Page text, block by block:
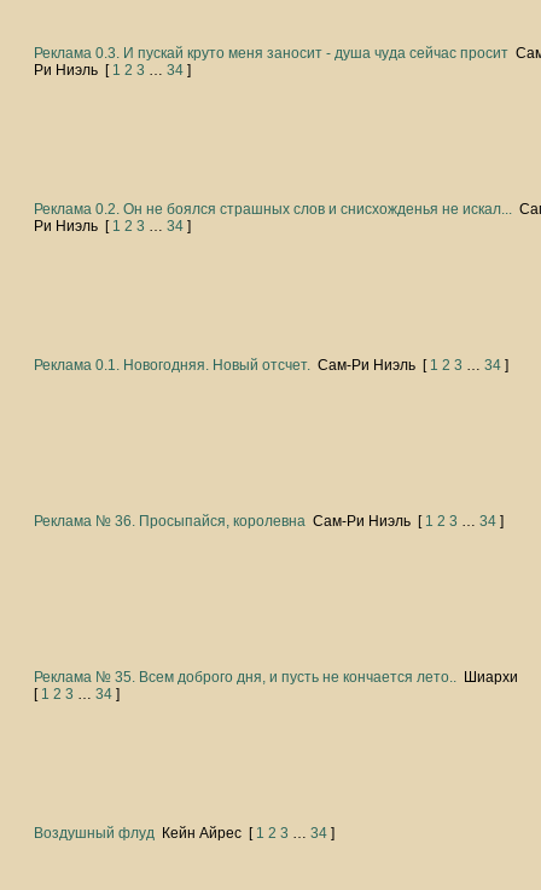
Реклама 0.3. И пускай круто меня заносит - душа чуда сейчас просит
Ри Ниэль [ 1 2 3 … 34 ]
Реклама 0.2. Он не боялся страшных слов и снисхожденья не искал...
Ри Ниэль [ 1 2 3 … 34 ]
Реклама 0.1. Новогодняя. Новый отсчет. Сам-Ри Ниэль [ 1 2 3 … 34 ]
Реклама № 36. Просыпайся, королевна Сам-Ри Ниэль [ 1 2 3 … 34 ]
Реклама № 35. Всем доброго дня, и пусть не кончается лето.. Шиархи
[ 1 2 3 … 34 ]
Воздушный флуд Кейн Айрес [ 1 2 3 … 34 ]